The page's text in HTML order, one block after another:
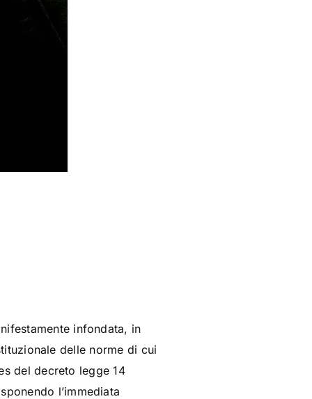
infondata, in
delle norme di cui
del decreto legge 14
l’immediata